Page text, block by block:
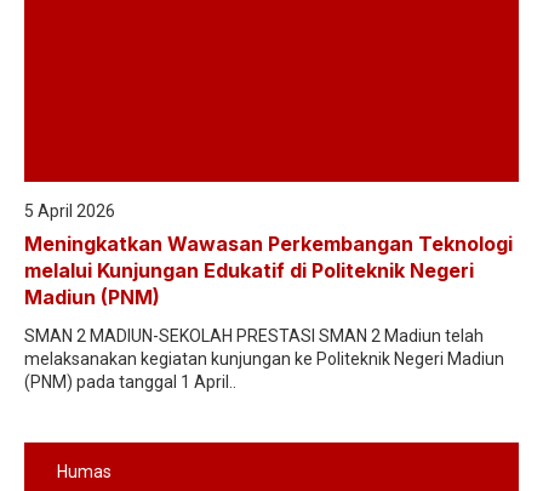
5 April 2026
Meningkatkan Wawasan Perkembangan Teknologi
melalui Kunjungan Edukatif di Politeknik Negeri
Madiun (PNM)
SMAN 2 MADIUN-SEKOLAH PRESTASI SMAN 2 Madiun telah
melaksanakan kegiatan kunjungan ke Politeknik Negeri Madiun
(PNM) pada tanggal 1 April..
Humas